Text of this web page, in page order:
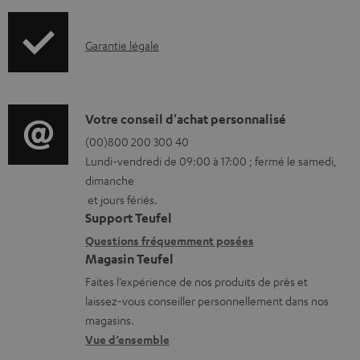
m
t
s
t
é
l
é
c
h
a
r
I
o
r
m
a
t
i
o
n
s
r
Garantie légale
D
é
t
a
i
l
s
c
o
n
Votre conseil d'achat personnalisé
(00)800 200 300 40
Lundi-vendredi de 09:00 à 17:00 ; fermé le samedi,
dimanche
et jours fériés.
Support Teufel
Questions fréquemment posées
Magasin Teufel
Faites l’expérience de nos produits de près et
laissez-vous conseiller personnellement dans nos
magasins.
Vue d’ensemble